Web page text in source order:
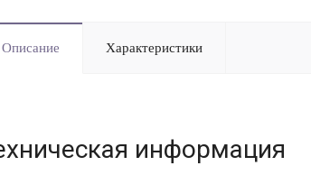
Описание Характеристики
информация